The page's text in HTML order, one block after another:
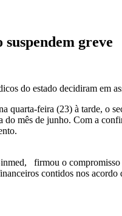
suspendem greve
do estado decidiram em
quarta-feira (23) à tarde, o
do mês de junho. Com a
firmou o compromisso
contidos nos